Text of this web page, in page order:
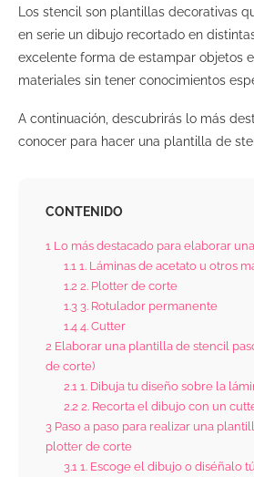
Los stencil son plantillas decorativas
en serie un dibujo recortado en
excelente forma de estampar objetos
materiales sin tener conocimientos
A continuación, descubrirás lo más
conocer para hacer una plantilla de
CONTENIDO
1 Lo más destacado para elaborar
1.1 1. Láminas de acetato u otros
1.2 2. Plotter de corte
1.3 3. Rotulador permanente
1.4 4. Cutter
2 Elaborar una plantilla de stencil
de corte)
2.1 1. Dibuja tu diseño sobre la
2.2 2. Recorta el dibujo con un
3 Paso a paso para realizar una
plotter de corte
3.1 1. Escoge el dibujo o diséñalo